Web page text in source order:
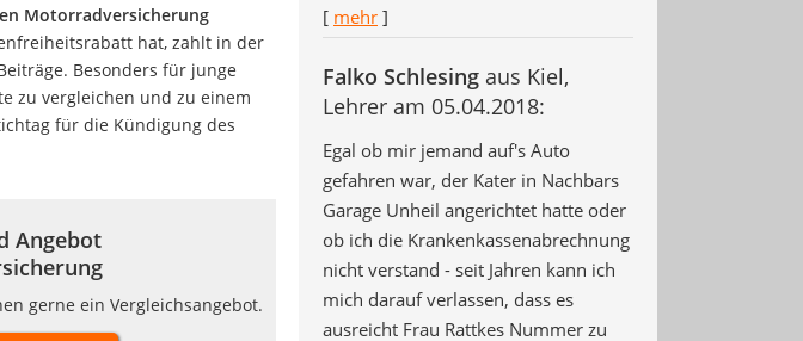
[ mehr ]
Falko Schlesing aus Kiel,
Lehrer am 05.04.2018:
Egal ob mir jemand auf's Auto
gefahren war, der Kater in Nachbars
Garage Unheil angerichtet hatte oder
ob ich die Krankenkassenabrechnung
nicht verstand - seit Jahren kann ich
mich darauf verlassen, dass es
ausreicht Frau Rattkes Nummer zu
Motorradversicherung
hat, zahlt in der
Besonders für junge
zu vergleichen und zu einem
für die Kündigung des
Angebot
gerne ein Vergleichsangebot.